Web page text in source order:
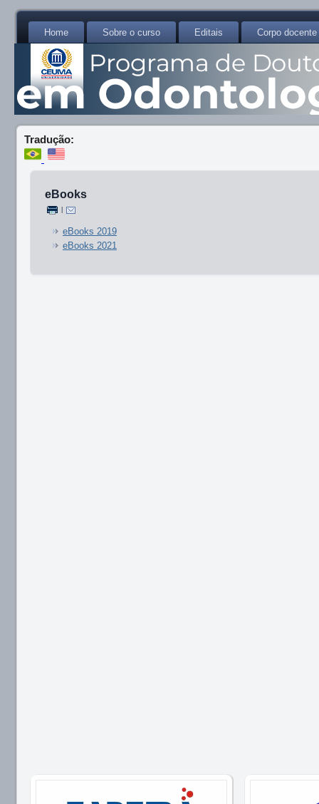
Home Sobre o curso Editais Corpo docente
Tradução:
eBooks
eBooks 2019
eBooks 2021